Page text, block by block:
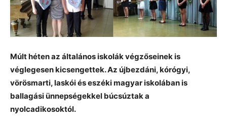
Múlt héten az általános iskolák végzőseinek is
véglegesen kicsengettek. Az újbezdáni, kórógyi,
vörösmarti, laskói és eszéki magyar iskolában is
ballagási ünnepségekkel búcsúztak a
nyolcadikosoktól.